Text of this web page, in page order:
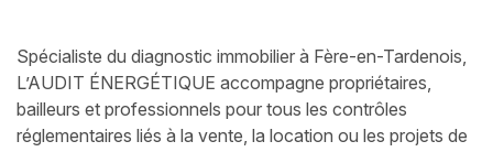
Spécialiste du diagnostic immobilier à Fère-en-Tardenois,
L’AUDIT ÉNERGÉTIQUE accompagne propriétaires,
bailleurs et professionnels pour tous les contrôles
réglementaires liés à la vente, la location ou les projets de